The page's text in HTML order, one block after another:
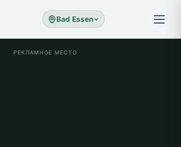
Bad Essen
РЕКЛАМНОЕ МЕСТО